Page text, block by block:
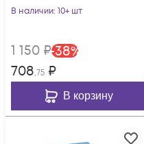
Well
В наличии: 10+ шт
1 150 ₽-38%
708,75 ₽
В корзину